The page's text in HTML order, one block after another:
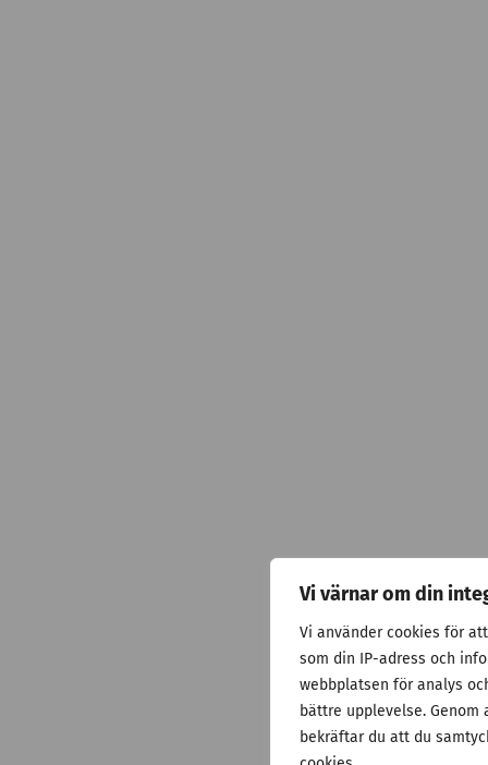
Vi värnar om din
Vi använder cookies för
som din IP-adress och
webbplatsen för analys
bättre upplevelse.
bekräftar du att du